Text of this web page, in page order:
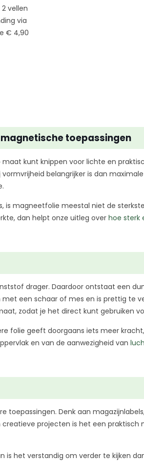
vellen
via
€ 4,90
toepassingen
kunt knippen voor lichte en
belangrijker is dan
magneetfolie meestal niet de
dan helpt onze uitleg over hoe sterk
drager. Daardoor ontstaat een
een schaar of mes en is prettig te
zodat je het direct kunt gebruiken
folie geeft doorgaans iets meer
en van de aanwezigheid van
toepassingen. Denk aan
projecten is het een
is het verstandig om verder te kijken